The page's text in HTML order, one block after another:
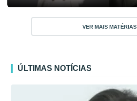
VER MAIS MATÉRIAS
ÚLTIMAS NOTÍCIAS